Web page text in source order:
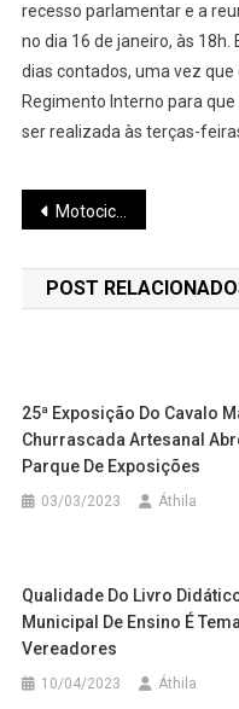
recesso parlamentar e a
no dia 16 de janeiro, às
dias contados, uma vez
Regimento Interno para
ser realizada às terças-
Navegação
de
Post
Motociclista é preso suspeito de conduzir veículo sob efeitos de droga no centro de Pará de Minas
POST
25ª Exposição Do Cavalo
Churrascada Artesanal
Parque De Exposições
03/03/2023 Áthila
Qualidade Do Livro
Municipal De Ensino É
Vereadores
10/04/2023 Áthila